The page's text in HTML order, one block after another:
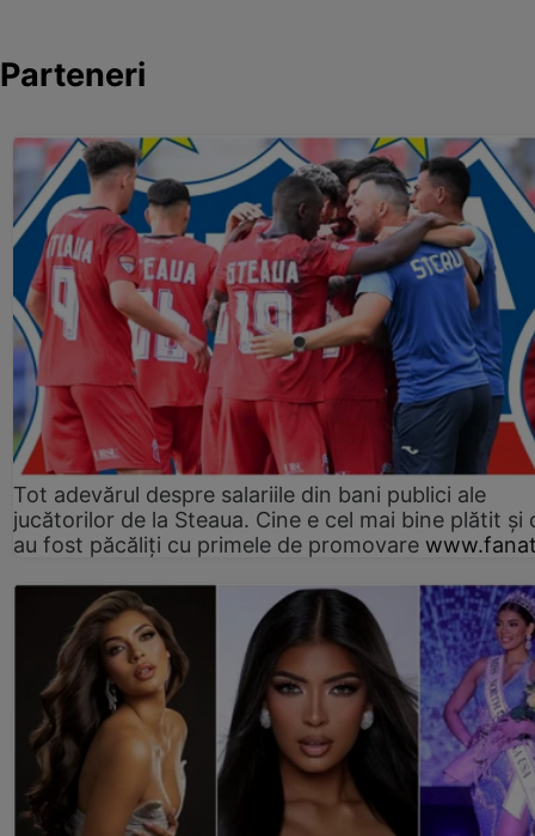
Parteneri
Tot adevărul despre salariile din bani publici ale
jucătorilor de la Steaua. Cine e cel mai bine plătit și
au fost păcăliți cu primele de promovare